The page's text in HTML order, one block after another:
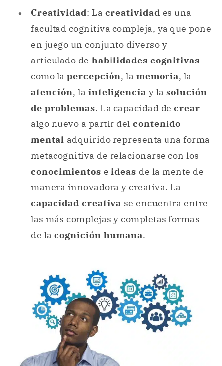
Creatividad: La creatividad es una
facultad cognitiva compleja, ya que pone
en juego un conjunto diverso y
articulado de habilidades cognitivas
como la percepción, la memoria, la
atención, la inteligencia y la solución
de problemas. La capacidad de crear
algo nuevo a partir del contenido
mental adquirido representa una forma
metacognitiva de relacionarse con los
conocimientos e ideas de la mente de
manera innovadora y creativa. La
capacidad creativa se encuentra entre
las más complejas y completas formas
de la cognición humana.